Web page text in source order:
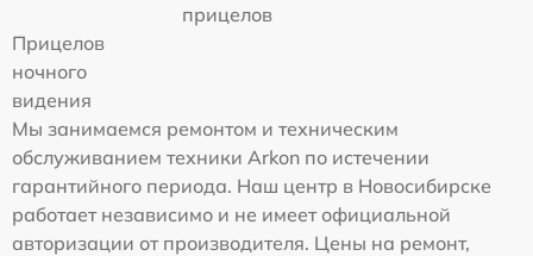
прицелов
Прицелов
ночного
видения
Мы занимаемся ремонтом и техническим
обслуживанием техники Arkon по истечении
гарантийного периода. Наш центр в Новосибирске
работает независимо и не имеет официальной
авторизации от производителя. Цены на ремонт,